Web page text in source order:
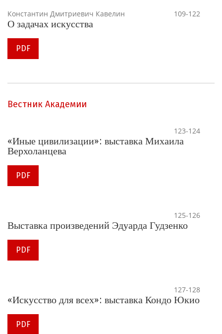
Константин Дмитриевич Кавелин 109-122
О задачах искусства
PDF
Вестник Академии
123-124
«Иные цивилизации»: выставка Михаила
Верхоланцева
PDF
125-126
Выставка произведений Эдуарда Гудзенко
PDF
127-128
«Искусство для всех»: выставка Кондо Юкио
PDF